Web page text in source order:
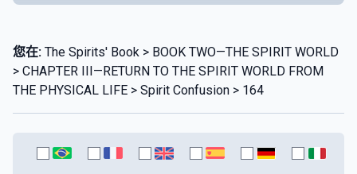
您在: The Spirits' Book > BOOK TWO—THE SPIRIT WORLD
> CHAPTER III—RETURN TO THE SPIRIT WORLD FROM
THE PHYSICAL LIFE > Spirit Confusion > 164